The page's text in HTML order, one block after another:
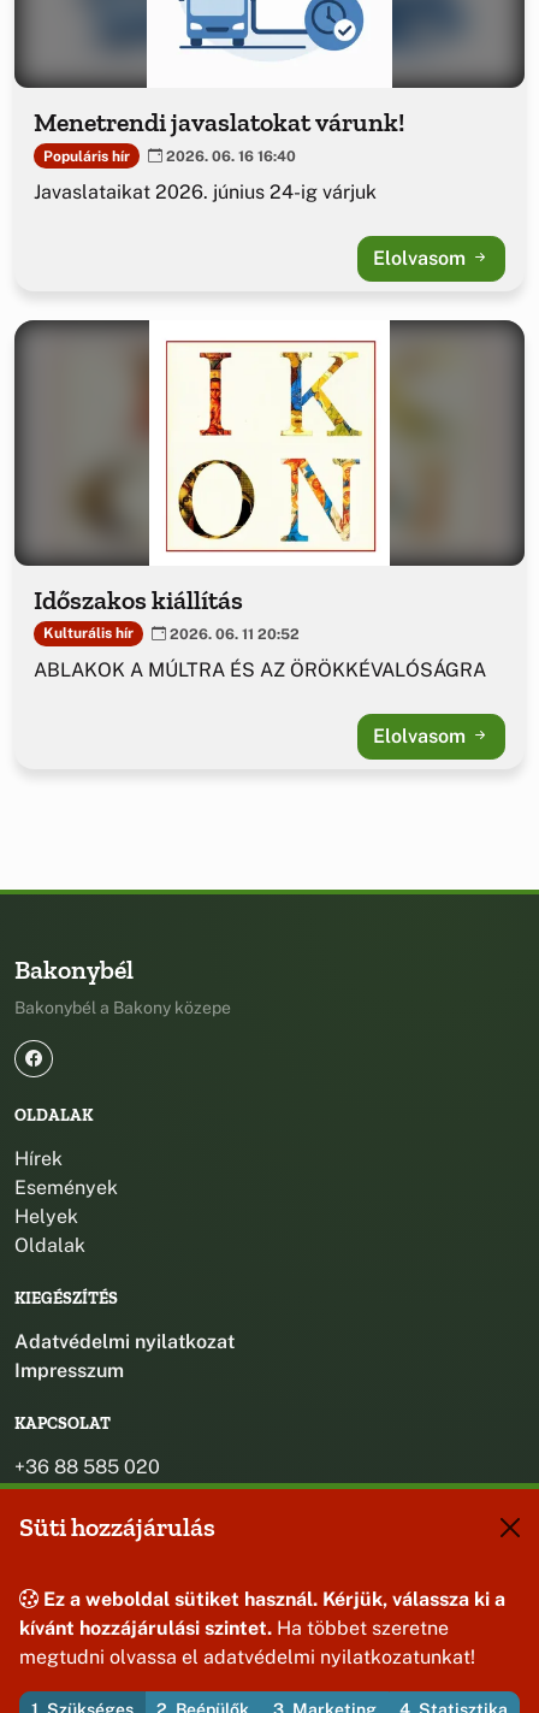
Menetrendi javaslatokat várunk!
Populáris hír 2026. 06. 16 16:40
Javaslataikat 2026. június 24-ig várjuk
Elolvasom
Időszakos kiállítás
Kulturális hír 2026. 06. 11 20:52
ABLAKOK A MÚLTRA ÉS AZ ÖRÖKKÉVALÓSÁGRA
Elolvasom
Bakonybél
Bakonybél a Bakony közepe
OLDALAK
Hírek
Események
Helyek
Oldalak
KIEGÉSZÍTÉS
Adatvédelmi nyilatkozat
Impresszum
KAPCSOLAT
+36 88 585 020
+36 30 442 8024
titkarsag@bakonybel.hu
8427 Bakonybél, Pápai u. 7.
Süti hozzájárulás
Ez a weboldal sütiket használ. Kérjük, válassza ki a
kívánt hozzájárulási szintet. Ha többet szeretne
megtudni olvassa el adatvédelmi nyilatkozatunkat!